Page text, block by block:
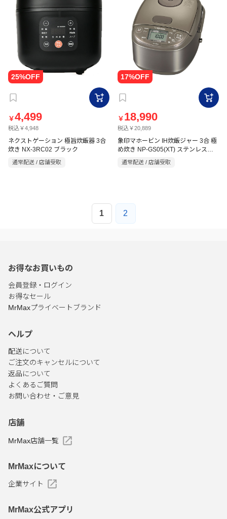
￥4,499
税込￥4,948
ネクストゲーション 極旨炊飯器 3合
炊き NX-3RC02 ブラック
通常配送 / 店舗受取
￥ 18,990
税込￥20,889
象印マホービン IH炊飯ジャー 3合 極
め炊き NP-GS05(XT) ステンレスブ
ラウン
通常配送 / 店舗受取
1 2
お得なお買いもの
会員登録・ログイン
お得なセール
MrMaxプライベートブランド
ヘルプ
配送について
ご注文のキャンセルについて
返品について
よくあるご質問
お問い合わせ・ご意見
店舗
MrMax店舗一覧
MrMaxについて
企業サイト
MrMax公式アプリ